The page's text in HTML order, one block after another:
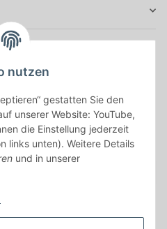
nutzen
gestatten Sie den
unserer Website: YouTube,
die Einstellung jederzeit
links unten). Weitere Details
und in unserer
Pflichtfelder.